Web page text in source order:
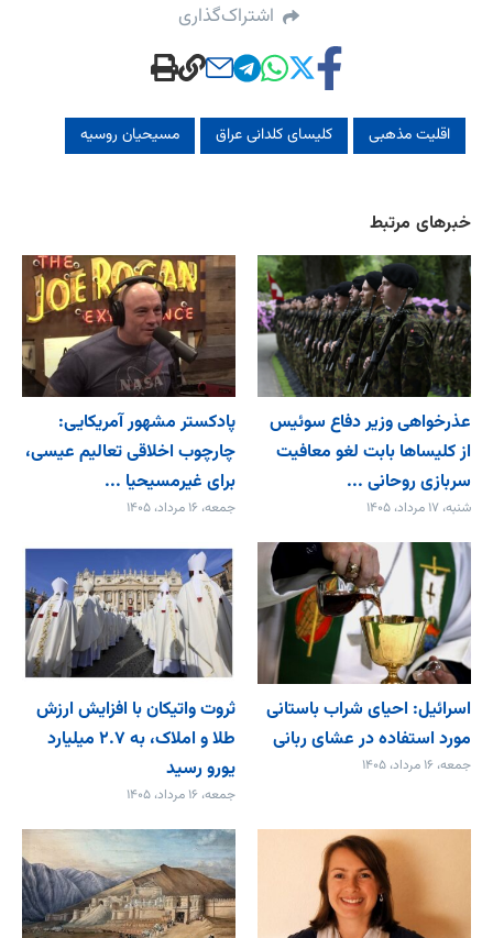
اشتراک‌گذاری
اقلیت مذهبی کلیسای کلدانی عراق مسیحیان روسیه
خبرهای مرتبط
عذرخواهی وزیر دفاع سوئیس
از کلیساها بابت لغو معافیت
سربازی روحانی ...
شنبه، ۱۷ مرداد، ۱۴۰۵
پادکستر مشهور آمریکایی:
چارچوب اخلاقی تعالیم عیسی،
برای غیرمسیحیا ...
جمعه، ۱۶ مرداد، ۱۴۰۵
اسرائیل: احیای شراب باستانی
مورد استفاده در عشای ربانی
جمعه، ۱۶ مرداد، ۱۴۰۵
ثروت واتیکان با افزایش ارزش
طلا و املاک، به ۲.۷ میلیارد
یورو رسید
جمعه، ۱۶ مرداد، ۱۴۰۵